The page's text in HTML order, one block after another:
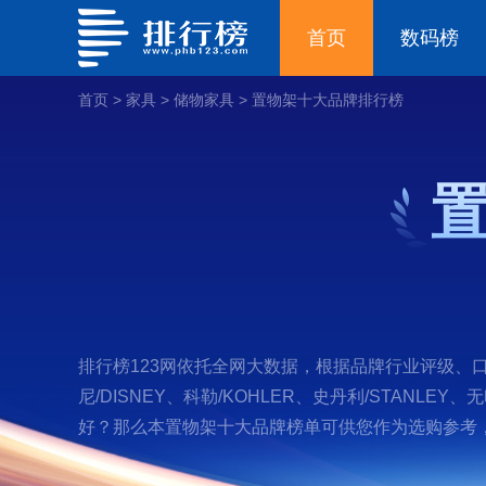
首页 数码榜
首页 > 家具 > 储物家具 > 置物架十大品牌排行榜
排行榜123网依托全网大数据，根据品牌行业评级、
尼/DISNEY、科勒/KOHLER、史丹利/STANLEY、
好？那么本置物架十大品牌榜单可供您作为选购参